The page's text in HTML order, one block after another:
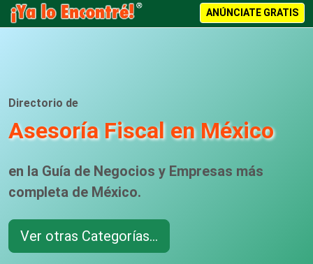
ANÚNCIATE GRATIS
Directorio de
Asesoría Fiscal en México
en la Guía de Negocios y Empresas más
completa de México.
Ver otras Categorías...